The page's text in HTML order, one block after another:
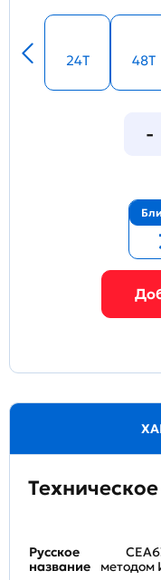
24T 48T
Русское
название
методом